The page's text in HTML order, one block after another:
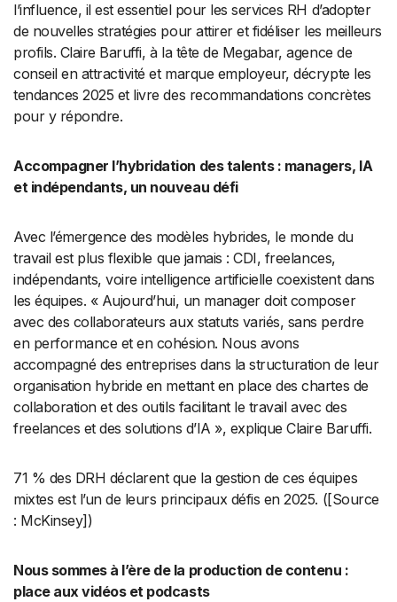
l’influence, il est essentiel pour les services RH d’adopter
de nouvelles stratégies pour attirer et fidéliser les meilleurs
profils. Claire Baruffi, à la tête de Megabar, agence de
conseil en attractivité et marque employeur, décrypte les
tendances 2025 et livre des recommandations concrètes
pour y répondre.
Accompagner l’hybridation des talents : managers, IA
et indépendants, un nouveau défi
Avec l’émergence des modèles hybrides, le monde du
travail est plus flexible que jamais : CDI, freelances,
indépendants, voire intelligence artificielle coexistent dans
les équipes. « Aujourd’hui, un manager doit composer
avec des collaborateurs aux statuts variés, sans perdre
en performance et en cohésion. Nous avons
accompagné des entreprises dans la structuration de leur
organisation hybride en mettant en place des chartes de
collaboration et des outils facilitant le travail avec des
freelances et des solutions d’IA », explique Claire Baruffi.
71 % des DRH déclarent que la gestion de ces équipes
mixtes est l’un de leurs principaux défis en 2025. ([Source
: McKinsey])
Nous sommes à l’ère de la production de contenu :
place aux vidéos et podcasts